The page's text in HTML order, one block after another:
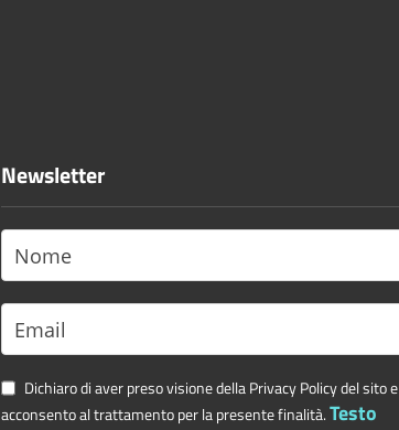
Newsletter
Dichiaro di aver preso visione della Privacy Policy del sito e
acconsento al trattamento per la presente finalità.Testo